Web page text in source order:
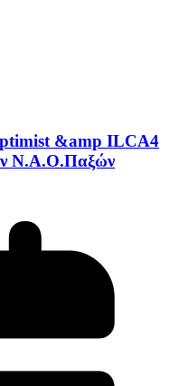
&amp ILCA4
Ν.Α.Ο.Παξών